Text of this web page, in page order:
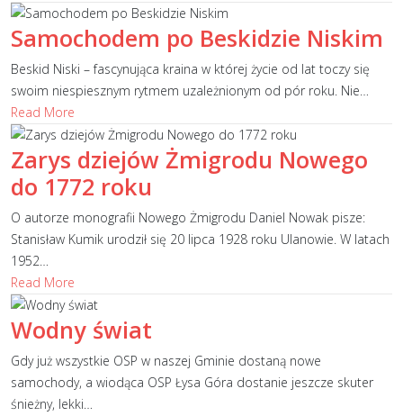
Samochodem po Beskidzie Niskim
Beskid Niski – fascynująca kraina w której życie od lat toczy się
swoim niespiesznym rytmem uzależnionym od pór roku. Nie…
Read More
Zarys dziejów Żmigrodu Nowego
do 1772 roku
O autorze monografii Nowego Żmigrodu Daniel Nowak pisze:
Stanisław Kumik urodził się 20 lipca 1928 roku Ulanowie. W latach
1952…
Read More
Wodny świat
Gdy już wszystkie OSP w naszej Gminie dostaną nowe
samochody, a wiodąca OSP Łysa Góra dostanie jeszcze skuter
śnieżny, lekki…